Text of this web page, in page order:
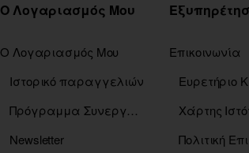
Ο Λογαριασμός Μου
Ο Λογαριασμός Μου
Ιστορικό παραγγελιών
Πρόγραμμα Συνεργατών
Newsletter
Επικοινωνία
Χάρτης
Πολιτική